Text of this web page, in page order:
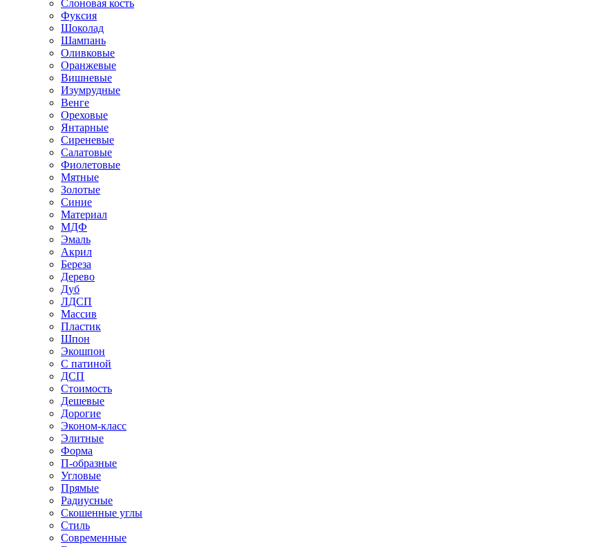
Слоновая кость
Фуксия
Шоколад
Шампань
Оливковые
Оранжевые
Вишневые
Изумрудные
Венге
Ореховые
Янтарные
Сиреневые
Салатовые
Фиолетовые
Мятные
Золотые
Синие
Материал
МДФ
Эмаль
Акрил
Береза
Дерево
Дуб
ЛДСП
Массив
Пластик
Шпон
Экошпон
С патиной
ДСП
Стоимость
Дешевые
Дорогие
Эконом-класс
Элитные
Форма
П-образные
Угловые
Прямые
Радиусные
Скошенные углы
Стиль
Современные